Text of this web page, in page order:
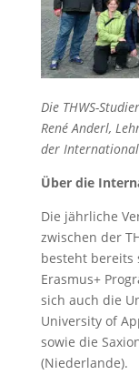
Die THWS-
René Anderl,
der International
Über die
Die jährliche
zwischen der
besteht bereits
Erasmus+
sich auch die
University of
sowie die
(Niederlande).